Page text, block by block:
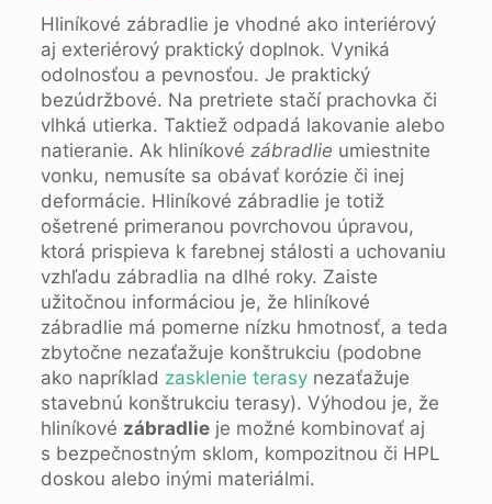
Hliníkové zábradlie je vhodné ako interiérový
aj exteriérový praktický doplnok. Vyniká
odolnosťou a pevnosťou. Je praktický
bezúdržbové. Na pretriete stačí prachovka či
vlhká utierka. Taktiež odpadá lakovanie alebo
natieranie. Ak hliníkové zábradlie umiestnite
vonku, nemusíte sa obávať korózie či inej
deformácie. Hliníkové zábradlie je totiž
ošetrené primeranou povrchovou úpravou,
ktorá prispieva k farebnej stálosti a uchovaniu
vzhľadu zábradlia na dlhé roky. Zaiste
užitočnou informáciou je, že hliníkové
zábradlie má pomerne nízku hmotnosť, a teda
zbytočne nezaťažuje konštrukciu (podobne
ako napríklad zasklenie terasynezaťažuje
stavebnú konštrukciu terasy). Výhodou je, že
hliníkové zábradlieje možné kombinovať aj
s bezpečnostným sklom, kompozitnou či HPL
doskou alebo inými materiálmi.